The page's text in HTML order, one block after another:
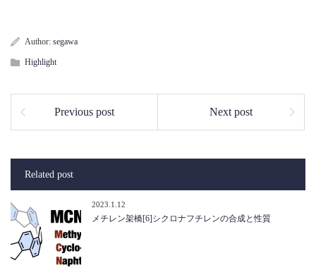
Author: segawa
Highlight
Previous post Next post
Related post
2023.1.12
メチレン架橋[6]シクロナフチレンの合成と性質